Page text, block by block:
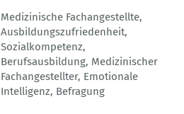
Medizinische Fachangestellte,
Ausbildungszufriedenheit,
Sozialkompetenz,
Berufsausbildung, Medizinischer
Fachangestellter, Emotionale
Intelligenz, Befragung